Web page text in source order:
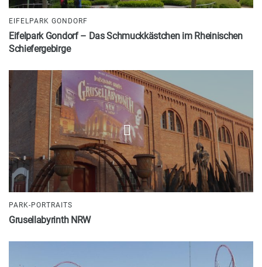
EIFELPARK GONDORF
Eifelpark Gondorf – Das Schmuckkästchen im Rheinischen
Schiefergebirge
PARK-PORTRAITS
Grusellabyrinth NRW